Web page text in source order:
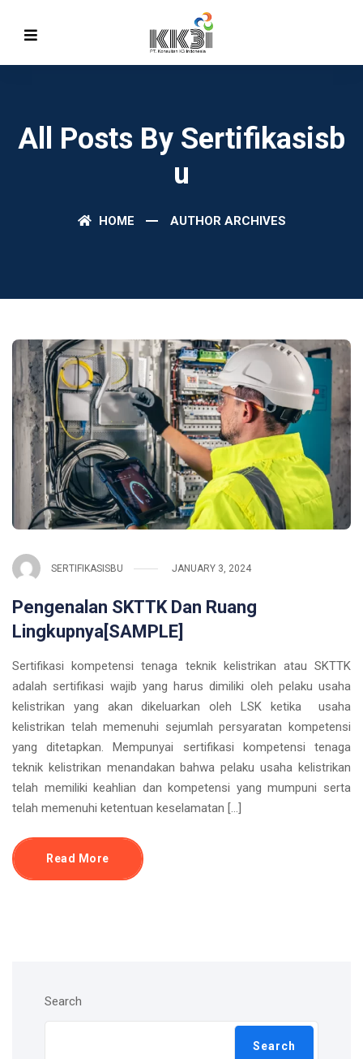
All Posts By Sertifikasisb
U
HOME AUTHOR ARCHIVES
SERTIFIKASISBU JANUARY 3, 2024
Pengenalan SKTTK Dan Ruang
Lingkupnya[SAMPLE]
Sertifikasi kompetensi tenaga teknik kelistrikan atau SKTTK
adalah sertifikasi wajib yang harus dimiliki oleh pelaku usaha
kelistrikan yang akan dikeluarkan oleh LSK ketika usaha
kelistrikan telah memenuhi sejumlah persyaratan kompetensi
yang ditetapkan. Mempunyai sertifikasi kompetensi tenaga
teknik kelistrikan menandakan bahwa pelaku usaha kelistrikan
telah memiliki keahlian dan kompetensi yang mumpuni serta
telah memenuhi ketentuan keselamatan […]
Read More
Search
Search